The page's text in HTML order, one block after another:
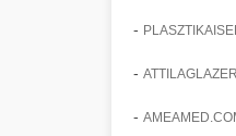
-
-
-